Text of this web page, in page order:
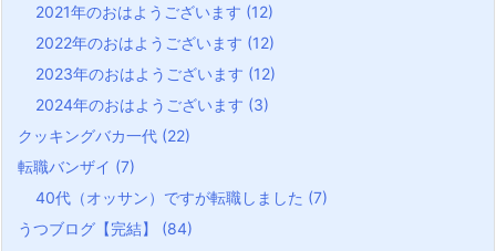
2021年のおはようございます (12)
2022年のおはようございます (12)
2023年のおはようございます (12)
2024年のおはようございます (3)
クッキングバカ一代 (22)
転職バンザイ (7)
40代（オッサン）ですが転職しました (7)
うつブログ【完結】 (84)